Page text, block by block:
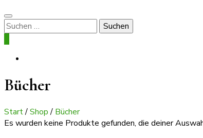
Suchen
nach:
Bücher
Start/Shop / Bücher
Es wurden keine Produkte gefunden, die deiner